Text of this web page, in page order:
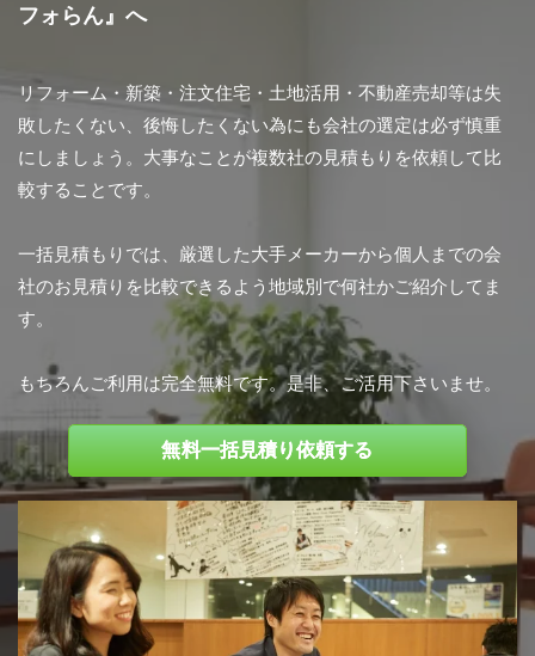
フォらん』へ
リフォーム・新築・注文住宅・土地活用・不動産売却等は失
敗したくない、後悔したくない為にも会社の選定は必ず慎重
にしましょう。大事なことが複数社の見積もりを依頼して比
較することです。
一括見積もりでは、厳選した大手メーカーから個人までの会
社のお見積りを比較できるよう地域別で何社かご紹介してま
す。
もちろんご利用は完全無料です。是非、ご活用下さいませ。
無料一括見積り依頼する